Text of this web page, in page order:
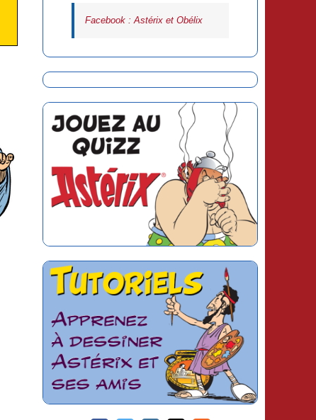
Facebook : Astérix et Obélix